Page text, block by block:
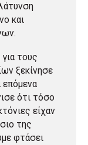
και
τους
ξεκίνησε
επόμενα
ότι τόσο
είχαν
της
φτάσει